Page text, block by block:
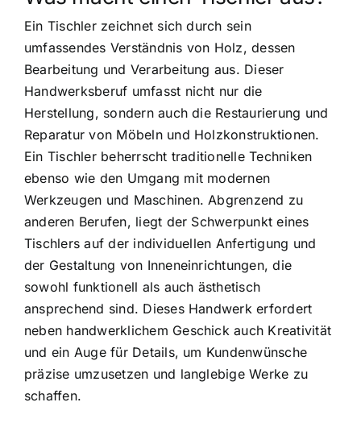
Ein Tischler zeichnet sich durch sein
umfassendes Verständnis von Holz, dessen
Bearbeitung und Verarbeitung aus. Dieser
Handwerksberuf umfasst nicht nur die
Herstellung, sondern auch die Restaurierung und
Reparatur von Möbeln und Holzkonstruktionen.
Ein Tischler beherrscht traditionelle Techniken
ebenso wie den Umgang mit modernen
Werkzeugen und Maschinen. Abgrenzend zu
anderen Berufen, liegt der Schwerpunkt eines
Tischlers auf der individuellen Anfertigung und
der Gestaltung von Inneneinrichtungen, die
sowohl funktionell als auch ästhetisch
ansprechend sind. Dieses Handwerk erfordert
neben handwerklichem Geschick auch Kreativität
und ein Auge für Details, um Kundenwünsche
präzise umzusetzen und langlebige Werke zu
schaffen.